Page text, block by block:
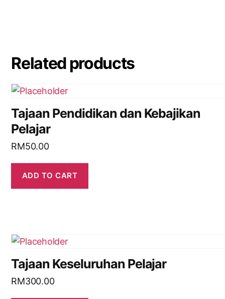
Related products
Tajaan Pendidikan dan Kebajikan
Pelajar
RM50.00
ADD TO CART
Tajaan Keseluruhan Pelajar
RM300.00